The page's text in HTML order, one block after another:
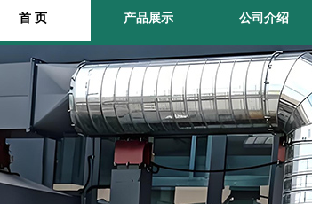
首 页 产品展示 公司介绍